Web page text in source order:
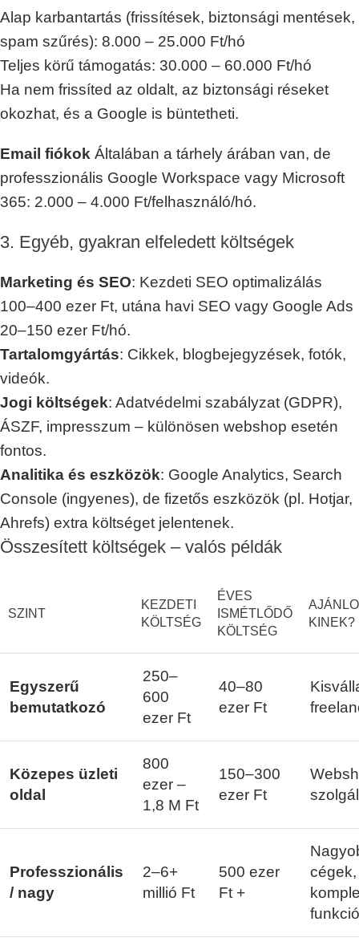
Alap karbantartás (frissítések, biztonsági mentések,
spam szűrés): 8.000 – 25.000 Ft/hó
Teljes körű támogatás: 30.000 – 60.000 Ft/hó
Ha nem frissíted az oldalt, az biztonsági réseket
okozhat, és a Google is büntetheti.
Email fiókok Általában a tárhely árában van, de
professzionális Google Workspace vagy Microsoft
365: 2.000 – 4.000 Ft/felhasználó/hó.
3. Egyéb, gyakran elfeledett költségek
Marketing és SEO: Kezdeti SEO optimalizálás
100–400 ezer Ft, utána havi SEO vagy Google Ads
20–150 ezer Ft/hó.
Tartalomgyártás: Cikkek, blogbejegyzések, fotók,
videók.
Jogi költségek: Adatvédelmi szabályzat (GDPR),
ÁSZF, impresszum – különösen webshop esetén
fontos.
Analitika és eszközök: Google Analytics, Search
Console (ingyenes), de fizetős eszközök (pl. Hotjar,
Ahrefs) extra költséget jelentenek.
Összesített költségek – valós példák
SZINT
KEZDETI
KÖLTSÉG
ÉVES
ISMÉTLŐDŐ
KÖLTSÉG
KINEK?
Egyszerű
bemutatkozó
250–
600
ezer Ft
40–80
ezer Ft
Közepes üzleti
oldal
800
ezer –
1,8 M Ft
150–300
ezer Ft
Professzionális
/ nagy
2–6+
millió Ft
500 ezer
Ft +
cégek,